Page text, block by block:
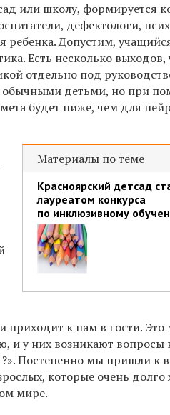
или школу, формируется
дефектологи,
Допустим,
Есть несколько
отдельно под
обычными детьми, но при
будет ниже, чем для
Материалы по теме
Красноярский детсад
лауреатом конкурса
по инклюзивному
к нам в гости. Это
и у них возникают вопросы
Постепенно мы пришли к
которые очень
мире.